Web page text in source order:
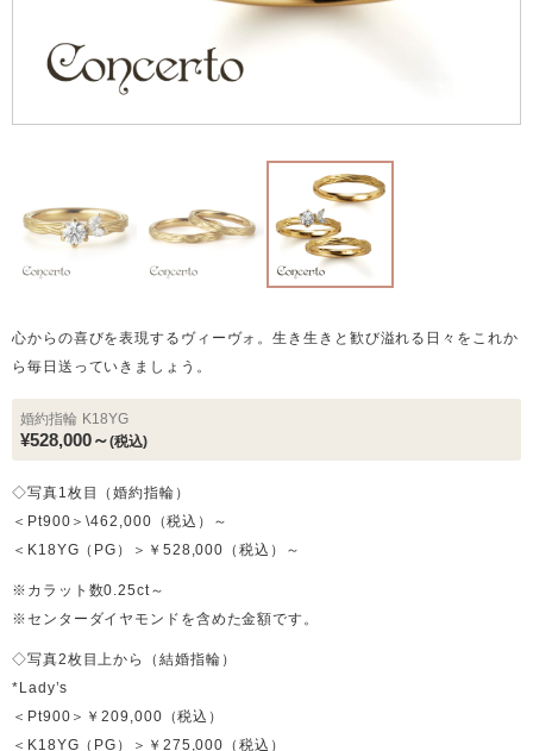
心からの喜びを表現するヴィーヴォ。生き生きと歓び溢れる日々をこれか
ら毎日送っていきましょう。
婚約指輪 K18YG
¥528,000～(税込)
◇写真1枚目（婚約指輪）
＜Pt900＞\462,000（税込）～
＜K18YG（PG）＞￥528,000（税込）～
※カラット数0.25ct～
※センターダイヤモンドを含めた金額です。
◇写真2枚目上から（結婚指輪）
*Lady’s
＜Pt900＞￥209,000（税込）
＜K18YG（PG）＞￥275,000（税込）